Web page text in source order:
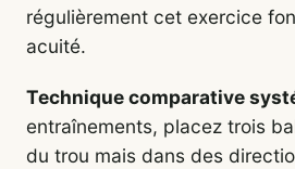
régulièrement cet exercice
acuité.
Technique comparative
entraînements, placez trois
du trou mais dans des